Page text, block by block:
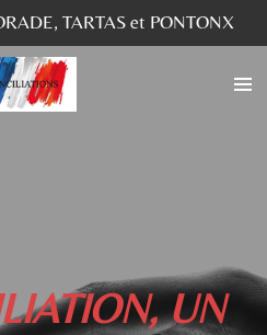
TARTAS et PONTONX
UN